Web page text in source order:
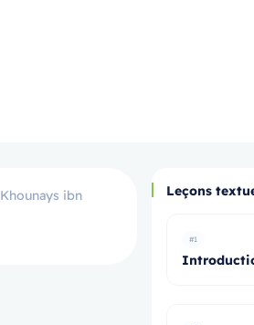
Leçons
#1